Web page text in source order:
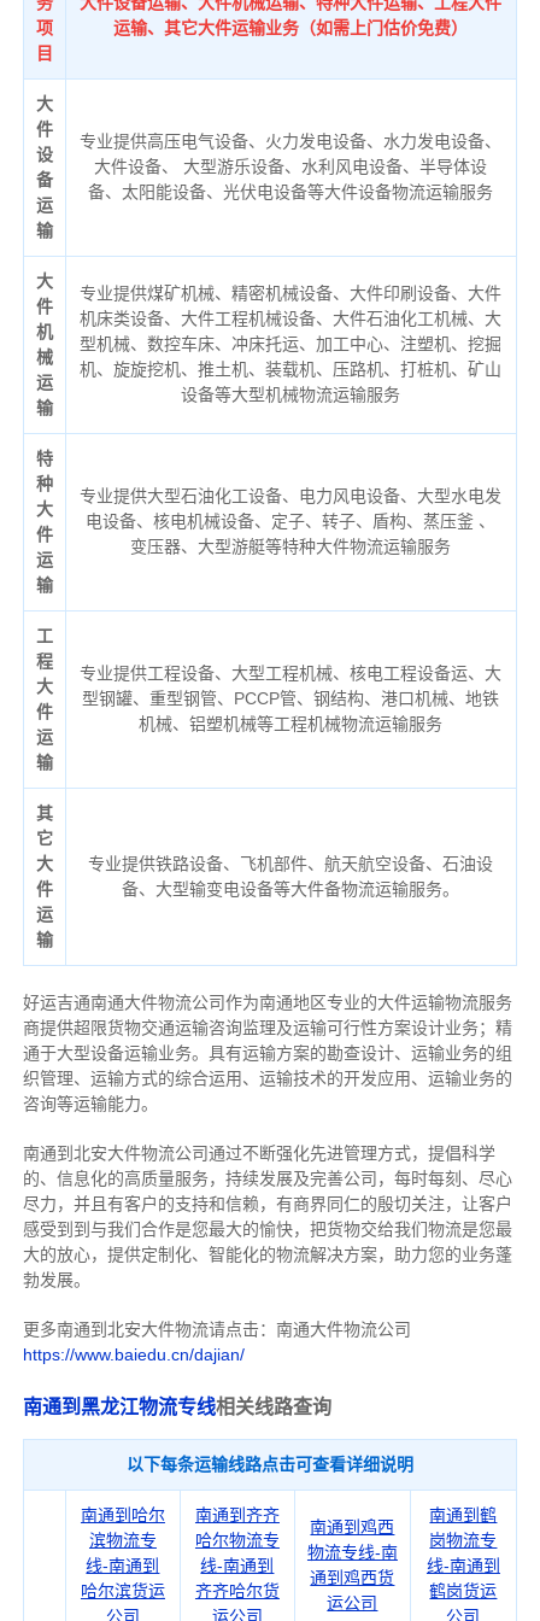
项
目
运输、其它大件运输业务（如需上门估价免费）
大
件
设
备
运
输
专业提供高压电气设备、火力发电设备、水力发电设备、
大件设备、 大型游乐设备、水利风电设备、半导体设
备、太阳能设备、光伏电设备等大件设备物流运输服务
大
件
机
械
运
输
专业提供煤矿机械、精密机械设备、大件印刷设备、大件
机床类设备、大件工程机械设备、大件石油化工机械、大
型机械、数控车床、冲床托运、加工中心、注塑机、挖掘
机、旋旋挖机、推土机、装载机、压路机、打桩机、矿山
设备等大型机械物流运输服务
特
种
大
件
运
输
专业提供大型石油化工设备、电力风电设备、大型水电发
电设备、核电机械设备、定子、转子、盾构、蒸压釜 、
变压器、大型游艇等特种大件物流运输服务
工
程
大
件
运
输
专业提供工程设备、大型工程机械、核电工程设备运、大
型钢罐、重型钢管、PCCP管、钢结构、港口机械、地铁
机械、铝塑机械等工程机械物流运输服务
其
它
大
件
运
输
专业提供铁路设备、飞机部件、航天航空设备、石油设
备、大型输变电设备等大件备物流运输服务。
好运吉通南通大件物流公司作为南通地区专业的大件运输物流服务
商提供超限货物交通运输咨询监理及运输可行性方案设计业务；精
通于大型设备运输业务。具有运输方案的勘查设计、运输业务的组
织管理、运输方式的综合运用、运输技术的开发应用、运输业务的
咨询等运输能力。
南通到北安大件物流公司通过不断强化先进管理方式，提倡科学
的、信息化的高质量服务，持续发展及完善公司，每时每刻、尽心
尽力， 并且有客户的支持和信赖，有商界同仁的殷切关注， 让客户
感受到到与我们合作是您最大的愉快，把货物交给我们物流是您最
大的放心， 提供定制化、智能化的物流解决方案，助力您的业务蓬
勃发展。
更多南通到北安大件物流请点击：南通大件物流公司
https://www.baiedu.cn/dajian/
南通到黑龙江物流专线相关线路查询
以下每条运输线路点击可查看详细说明
南通到哈尔
滨物流专
线-南通到
哈尔滨货运
公司
南通到齐齐
哈尔物流专
线-南通到
齐齐哈尔货
运公司
南通到鸡西
物流专线-南
通到鸡西货
运公司
南通到鹤
岗物流专
线-南通到
鹤岗货运
公司